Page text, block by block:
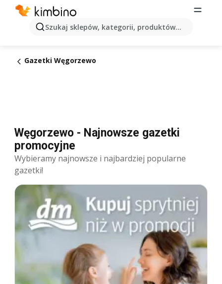
Szukaj sklepów, kategorii, produktów...
Gazetki Węgorzewo
Węgorzewo - Najnowsze gazetki
promocyjne
Wybieramy najnowsze i najbardziej popularne
gazetki!